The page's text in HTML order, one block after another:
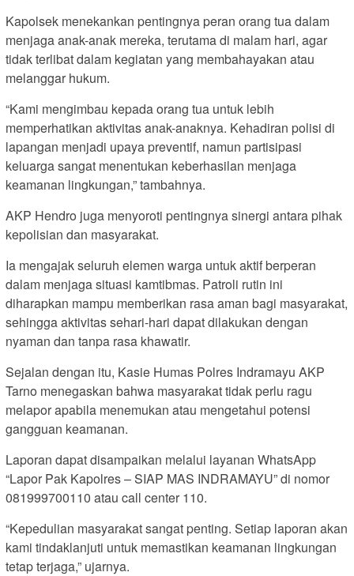
Kapolsek menekankan pentingnya peran orang tua dalam
menjaga anak-anak mereka, terutama di malam hari, agar
tidak terlibat dalam kegiatan yang membahayakan atau
melanggar hukum.
“Kami mengimbau kepada orang tua untuk lebih
memperhatikan aktivitas anak-anaknya. Kehadiran polisi di
lapangan menjadi upaya preventif, namun partisipasi
keluarga sangat menentukan keberhasilan menjaga
keamanan lingkungan,” tambahnya.
AKP Hendro juga menyoroti pentingnya sinergi antara pihak
kepolisian dan masyarakat.
Ia mengajak seluruh elemen warga untuk aktif berperan
dalam menjaga situasi kamtibmas. Patroli rutin ini
diharapkan mampu memberikan rasa aman bagi masyarakat,
sehingga aktivitas sehari-hari dapat dilakukan dengan
nyaman dan tanpa rasa khawatir.
Sejalan dengan itu, Kasie Humas Polres Indramayu AKP
Tarno menegaskan bahwa masyarakat tidak perlu ragu
melapor apabila menemukan atau mengetahui potensi
gangguan keamanan.
Laporan dapat disampaikan melalui layanan WhatsApp
“Lapor Pak Kapolres – SIAP MAS INDRAMAYU” di nomor
081999700110 atau call center 110.
“Kepedulian masyarakat sangat penting. Setiap laporan akan
kami tindaklanjuti untuk memastikan keamanan lingkungan
tetap terjaga,” ujarnya.